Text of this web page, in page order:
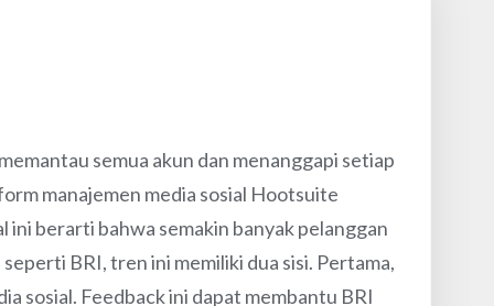
semua akun dan menanggapi setiap
manajemen media sosial Hootsuite
berarti bahwa semakin banyak pelanggan
BRI, tren ini memiliki dua sisi. Pertama,
sosial. Feedback ini dapat membantu BRI